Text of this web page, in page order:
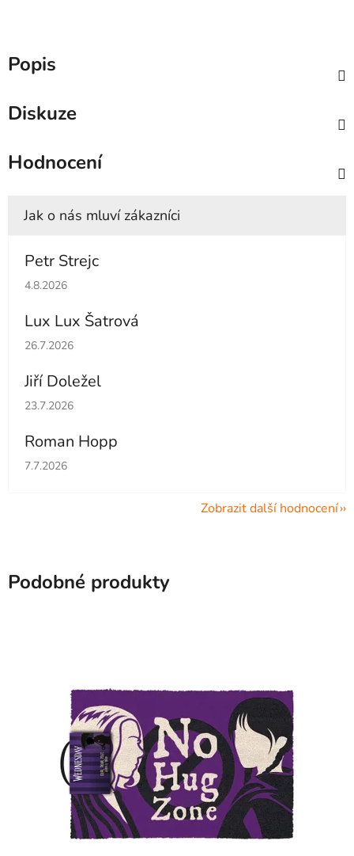
Popis
Diskuze
Hodnocení
Petr Strejc
Hodnocení obchodu je 5 z 5 hvězdiček.
4.8.2026
Lux Lux Šatrová
Hodnocení obchodu je 5 z 5 hvězdiček.
26.7.2026
Jiří Doležel
Hodnocení obchodu je 5 z 5 hvězdiček.
23.7.2026
Roman Hopp
Hodnocení obchodu je 5 z 5 hvězdiček.
7.7.2026
Zobrazit další hodnocení
Podobné produkty